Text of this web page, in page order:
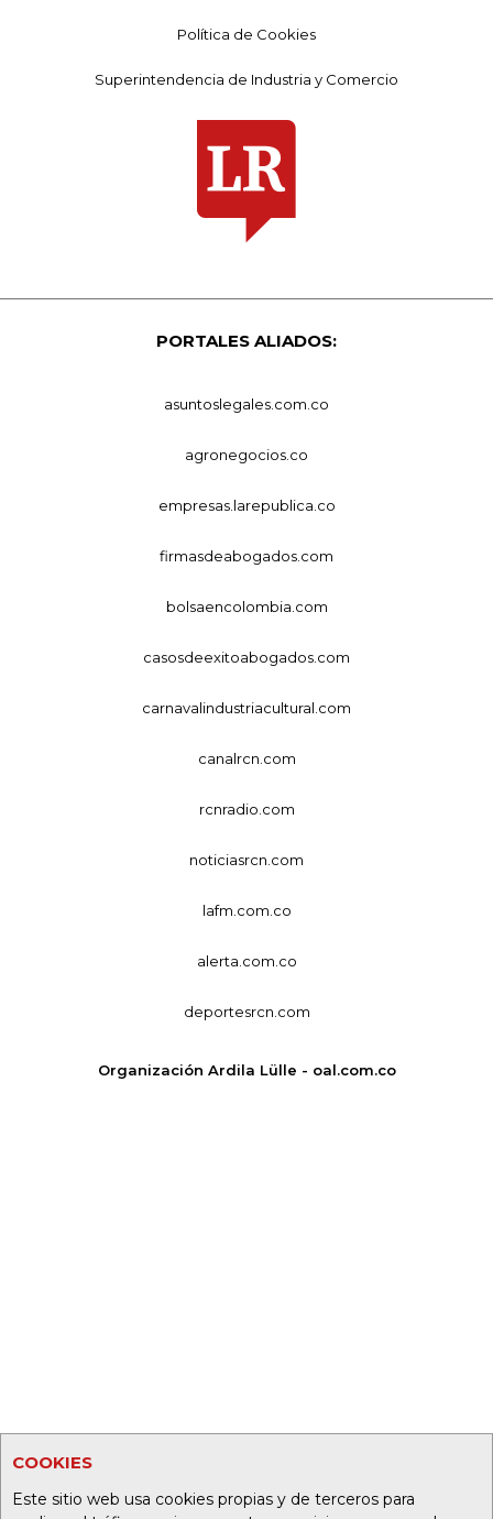
COOKIES
Este sitio web usa cookies propias y de terceros para
Política de Cookies
Superintendencia de Industria y Comercio
PORTALES ALIADOS:
asuntoslegales.com.co
agronegocios.co
empresas.larepublica.co
firmasdeabogados.com
bolsaencolombia.com
casosdeexitoabogados.com
carnavalindustriacultural.com
canalrcn.com
rcnradio.com
noticiasrcn.com
lafm.com.co
alerta.com.co
deportesrcn.com
Organización Ardila Lülle - oal.com.co